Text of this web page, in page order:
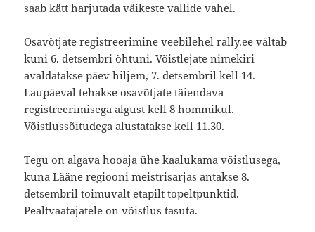
saab kätt harjutada väikeste vallide vahel.
Osavõtjate registreerimine veebilehelrally.ee vältab
kuni 6. detsembri õhtuni. Võistlejate nimekiri
avaldatakse päev hiljem, 7. detsembril kell 14.
Laupäeval tehakse osavõtjate täiendava
registreerimisega algust kell 8 hommikul.
Võistlussõitudega alustatakse kell 11.30.
Tegu on algava hooaja ühe kaalukama võistlusega,
kuna Lääne regiooni meistrisarjas antakse 8.
detsembril toimuvalt etapilt topeltpunktid.
Pealtvaatajatele on võistlus tasuta.